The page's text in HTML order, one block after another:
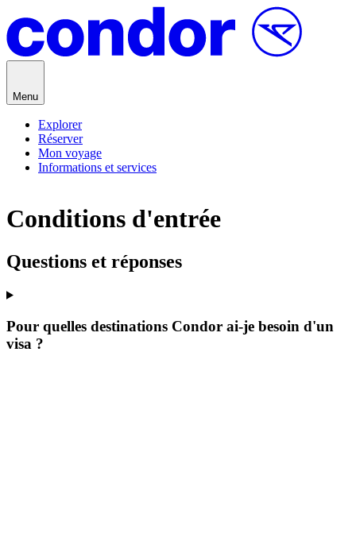
Menu
Explorer
Réserver
Mon voyage
Informations et services
Conditions d'entrée
Questions et réponses
Pour quelles destinations Condor ai-je besoin d'un
visa ?